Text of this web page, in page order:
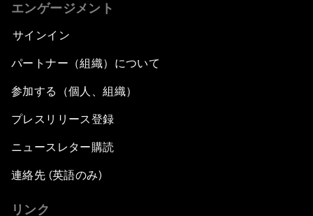
エンゲージメント
サインイン
パートナー（組織）について
参加する（個人、組織）
プレスリリース登録
ニュースレター購読
連絡先 (英語のみ)
リンク